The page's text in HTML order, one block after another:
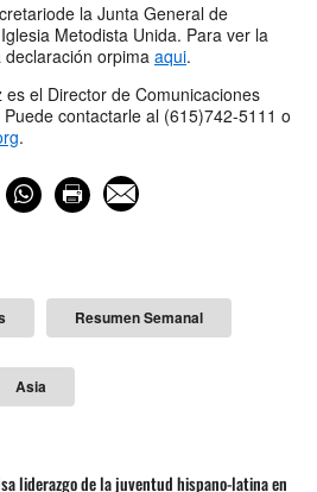
la Junta General de
Metodista Unida. Para ver la
orpima aqui.
es el Director de Comunicaciones
contactarle al (615)742-5111 o
.
Resumen Semanal
Asia
liderazgo de la juventud hispano-latina en